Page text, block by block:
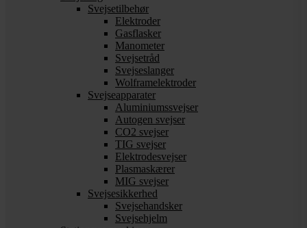
Svejsetilbehør
Elektroder
Gasflasker
Manometer
Svejsetråd
Svejseslanger
Wolframelektroder
Svejseapparater
Aluminiumssvejser
Autogen svejser
CO2 svejser
TIG svejser
Elektrodesvejser
Plasmaskærer
MIG svejser
Svejsesikkerhed
Svejsehandsker
Svejsehjelm